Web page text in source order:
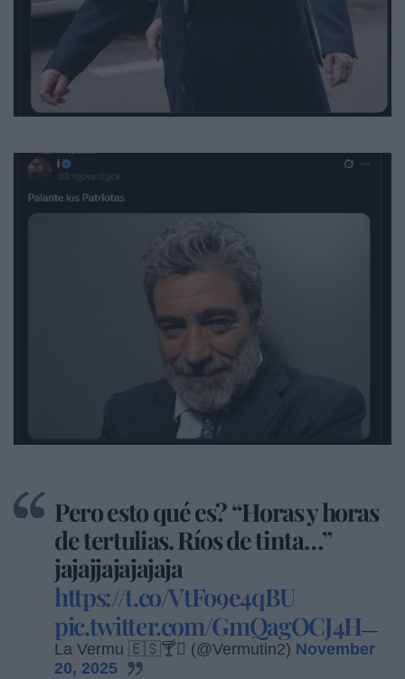
Pero esto qué es? “Horas y horas
de tertulias. Ríos de tinta…”
jajajjajajajaja
https://t.co/VtFo9e4qBU
pic.twitter.com/GmQagOCJ4H—
La Vermu 🇪🇸🍸 (@Vermutin2) November
20, 2025